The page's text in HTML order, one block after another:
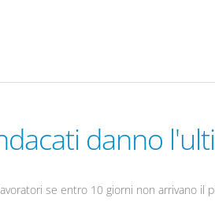
danno
se entro 10 giorni non arrivano il